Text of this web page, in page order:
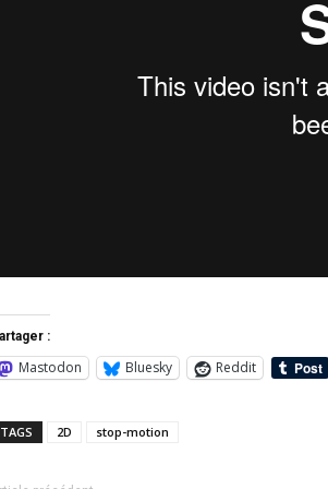
:
Mastodon Bluesky Reddit
TAGS 2D stop-motion